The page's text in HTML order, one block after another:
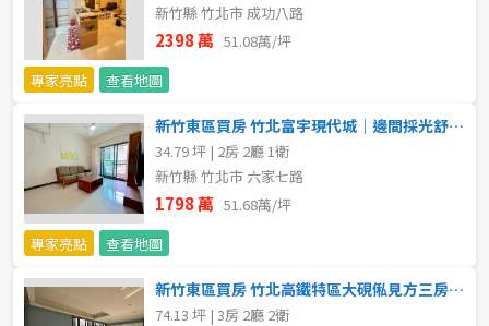
~
格局
不拘
2房
新竹縣 竹北市 成功八路
2398 萬 51.08萬/坪
專家亮點
查看地圖
新竹東區買房 竹北富宇現代城｜邊間採光舒適大兩房＋車位
34.79 坪 | 2房 2廳 1衛
新竹縣 竹北市 六家七路
1798 萬 51.68萬/坪
專家亮點
查看地圖
新竹東區買房 竹北高鐵特區大硯俬見方三房B1雙車
74.13 坪 | 3房 2廳 2衛